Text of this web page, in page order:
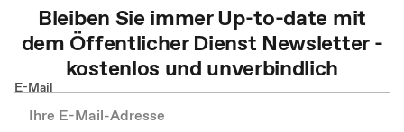
Bleiben Sie immer Up-to-date mit
dem Öffentlicher Dienst Newsletter -
kostenlos und unverbindlich
E-Mail